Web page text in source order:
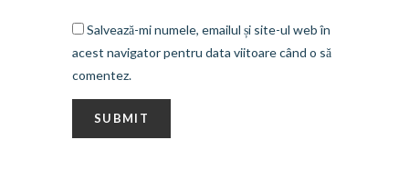
Salvează-mi numele, emailul și site-ul web în
acest navigator pentru data viitoare când o să
comentez.